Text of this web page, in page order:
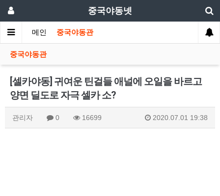
중국야동넷
메인 중국야동관
중국야동관
[셀카야동] 귀여운 틴걸들 애널에 오일을 바르고
양면 딜도로 자극 셀카 소?
관리자 0 16699 2020.07.01 19:38